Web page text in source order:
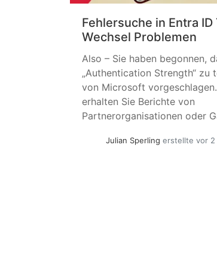
Fehlersuche in Entra ID
Wechsel Problemen
Also – Sie haben begonnen,
„Authentication Strength“ zu
von Microsoft
erhalten Sie Berichte von
Partnerorganisationen oder
können? Oder vielleicht sind
Julian Sperling erstellte vor 2